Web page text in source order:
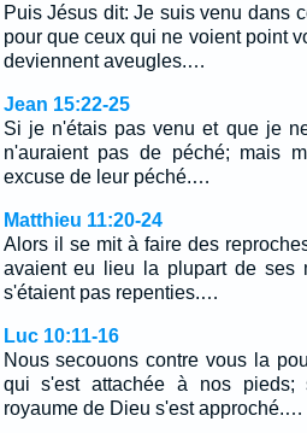
Puis Jésus dit: Je suis venu dans
pour que ceux qui ne voient point
deviennent aveugles.…
Jean 15:22-25
Si je n'étais pas venu et que je
n'auraient pas de péché; mais
excuse de leur péché.…
Matthieu 11:20-24
Alors il se mit à faire des
avaient eu lieu la plupart de ses
s'étaient pas repenties.…
Luc 10:11-16
Nous secouons contre vous la
qui s'est attachée à nos pieds;
royaume de Dieu s'est approché.…